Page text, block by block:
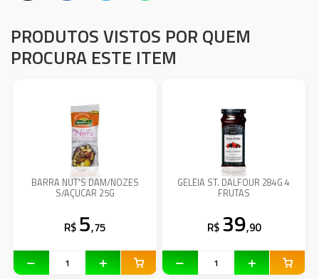
PRODUTOS VISTOS POR QUEM
PROCURA ESTE ITEM
BARRA NUT'S DAM/NOZES
S/AÇUCAR 25G
R$ 5,75
GELEIA ST. DALFOUR 284G 4
FRUTAS
R$ 39,90